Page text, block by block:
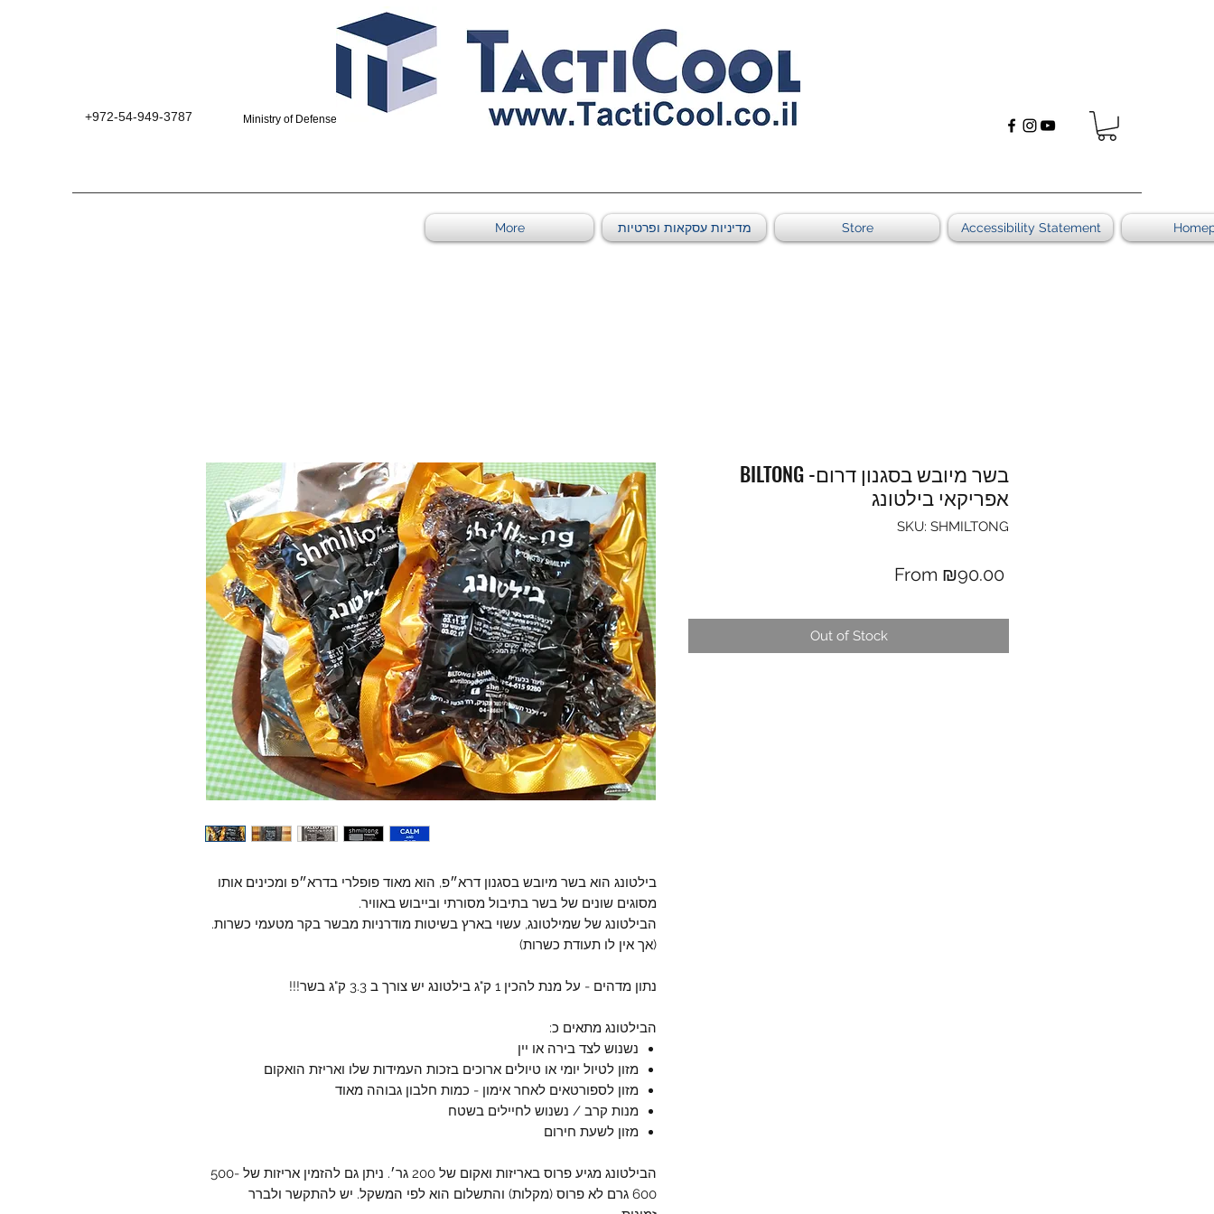
+972-54-949-3787 Ministry of Defense suppliers 0011011569
Accessibility Statement
Store מדיניות עסקאות ופרטיות More
בילטונג הוא בשר מיובש בסגנון דרא״פ, הוא מאוד פופלרי בדרא״פ ומכינים אותו
מסוגים שונים של בשר בתיבול מסורתי ובייבוש באוויר.
הבילטונג של שמילטונג, עשוי בארץ בשיטות מודרניות מבשר בקר מטעמי כשרות.
(אך אין לו תעודת כשרות)
נתון מדהים - על מנת להכין 1 ק"ג בילטונג יש צורך ב 3.3 ק"ג בשר!!!
הבילטונג מתאים כ:
נשנוש לצד בירה או יין
מזון לטיול יומי או טיולים ארוכים בזכות העמידות שלו ואריזת הואקום
מזון לספורטאים לאחר אימון - כמות חלבון גבוהה מאוד
מנות קרב / נשנוש לחיילים בשטח
מזון לשעת חירום
ה
בילטונג מגיע פרוס באריזות ואקום של 200 גר׳. ניתן גם להזמין אריזות של 500-
600 גרם לא פרוס (מקלות) והתשלום הוא לפי המשקל. יש להתקשר ולברר
BILTONG -בשר מיובש בסגנון דרום
אפריקאי בילטונג
SKU: SHMILTONG
From ₪90.00Sale
Out of Stock